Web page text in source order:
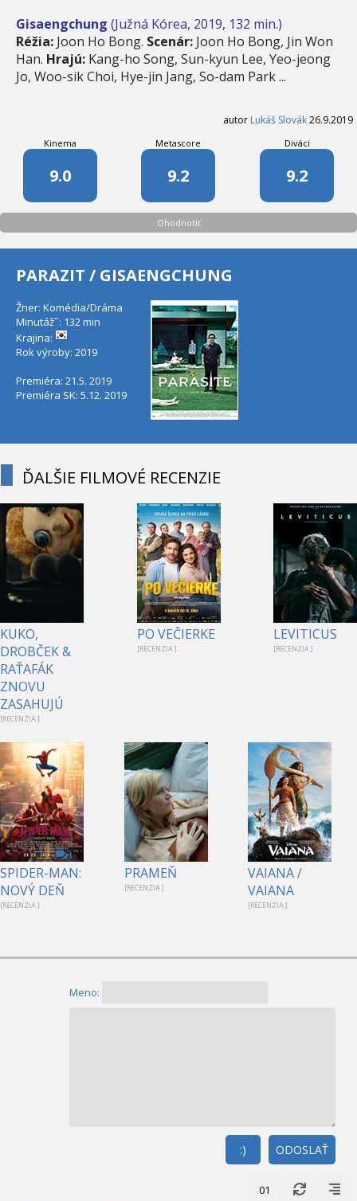
Gisaengchung (Južná Kórea, 2019, 132 min.)
Réžia: Joon Ho Bong. Scenár: Joon Ho Bong, Jin Won
Han. Hrajú: Kang-ho Song, Sun-kyun Lee, Yeo-jeong
Jo, Woo-sik Choi, Hye-jin Jang, So-dam Park ...
autor Lukáš Slovák26.9.2019
Kinema
9.0
Metascore
9.2
Diváci
9.2
Ohodnotiť
PARAZIT / GISAENGCHUNG
Žner: Komédia/Dráma
Minutáž˝: 132 min
Krajina:
Rok výroby: 2019
Premiéra: 21.5. 2019
Premiéra SK: 5.12. 2019
ĎALŠIE FILMOVÉ RECENZIE
KUKO,
DROBČEK &
RAŤAFÁK
ZNOVU
ZASAHUJÚ
[RECENZIA ]
PO VEČIERKE
[RECENZIA ]
LEVITICUS
[RECENZIA ]
1
SPIDER-MAN:
NOVÝ DEŇ
[RECENZIA ]
PRAMEŇ
[RECENZIA ]
VAIANA /
VAIANA
[RECENZIA ]
Meno:
ODOSLAŤ
:)
01